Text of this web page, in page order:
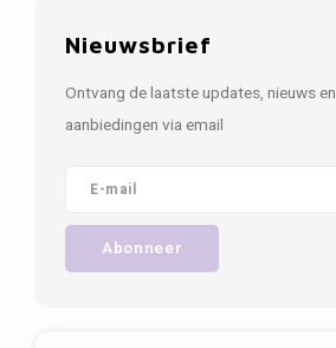
Nieuwsbrief
Ontvang de laatste updates, nieuws en
aanbiedingen via email
Abonneer